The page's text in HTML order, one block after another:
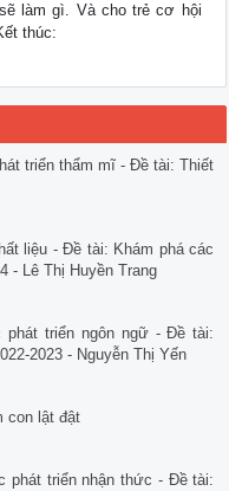
làm gì. Và cho trẻ cơ hội
thúc:
triển thẩm mĩ - Đề tài: Thiết
liệu - Đề tài: Khám phá các
- Lê Thị Huyền Trang
triển ngôn ngữ - Đề tài:
2023 - Nguyễn Thị Yến
con lật đật
phát triển nhận thức - Đề tài: